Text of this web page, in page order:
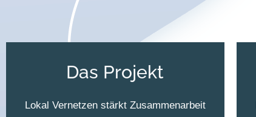
Das Projekt
Lokal Vernetzen stärkt Zusammenarbeit